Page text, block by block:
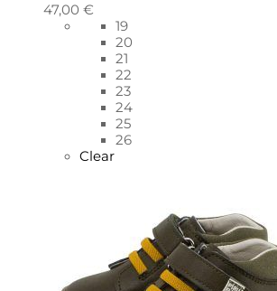
47,00 €
19
20
21
22
23
24
25
26
Clear